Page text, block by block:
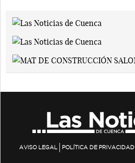
AVISO LEGAL POLÍTICA DE PRIVACIDAD